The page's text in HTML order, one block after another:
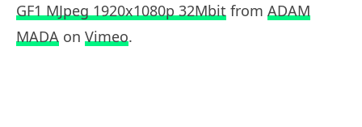
GF1 MJpeg 1920x1080p 32Mbit from ADAM
MADA on Vimeo.